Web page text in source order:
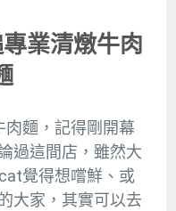
業清燉牛肉
麵，記得剛開幕
過這間店，雖然大
覺得想嚐鮮、或
大家，其實可以去